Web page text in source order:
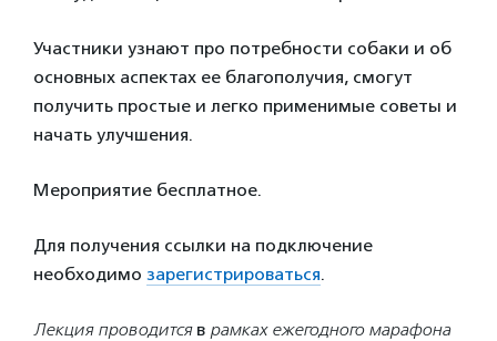
Участники узнают про потребности собаки и об
основных аспектах ее благополучия, смогут
получить простые и легко применимые советы и
начать улучшения.
Мероприятие бесплатное.
Для получения ссылки на подключение
необходимо зарегистрироваться.
Лекция проводитсяв рамках ежегодного марафона